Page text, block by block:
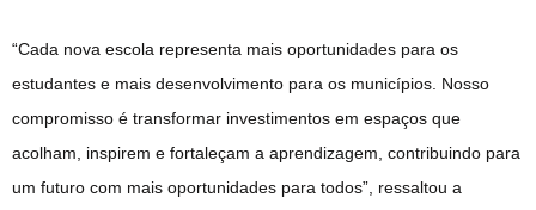
“Cada nova escola representa mais oportunidades para os
estudantes e mais desenvolvimento para os municípios. Nosso
compromisso é transformar investimentos em espaços que
acolham, inspirem e fortaleçam a aprendizagem, contribuindo para
um futuro com mais oportunidades para todos”, ressaltou a